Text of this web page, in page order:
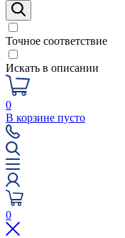
Точное соответствие
Искать в описании
0
В корзине пусто
0